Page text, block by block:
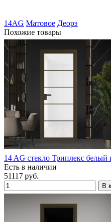
14AG Матовое Деорэ
Похожие товары
14 AG стекло Триплекс белый
Есть в наличии
51117 руб.
В